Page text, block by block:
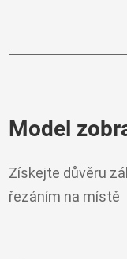
Model
Získejte důvěru
řezáním na místě